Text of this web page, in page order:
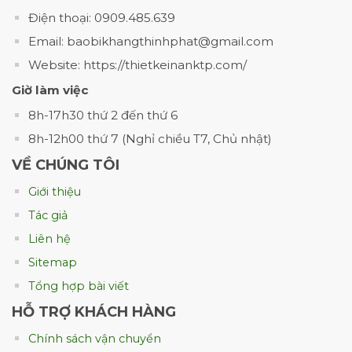
phẩm ăn liền, thực phẩm chế biến và thức
ăn cho thú cưng.
Khác với các loại túi nhựa thông thường,
chuyên dụng có khả năng chịu nhiệt độ từ
121°C đến 135°Ctrong quá trình hấp tiệt
trùng. Nhờ đó, sản phẩm có thể bảo quản ở
nhiệt độ thường trong thời gian dài mà
Điện thoại: 0909.485.639
Email: baobikhangthinhphat@gmail.com
Website: https://thietkeinanktp.com/
Giờ làm việc
8h-17h30 thứ 2 đến thứ 6
8h-12h00 thứ 7 (Nghỉ chiều T7, Chủ nhật)
VỀ CHÚNG TÔI
Giới thiệu
Tác giả
Liên hệ
Sitemap
Tổng hợp bài viết
HỖ TRỢ KHÁCH HÀNG
Chính sách vận chuyển